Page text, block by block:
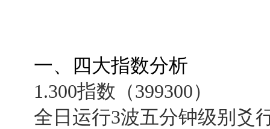
一、四大指数分析
1.300指数（399300）
全日运行3波五分钟级别爻